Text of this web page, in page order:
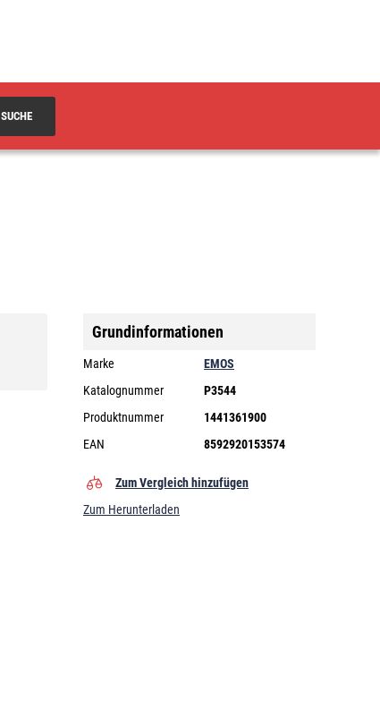
SUCHE
Grundinformationen
Marke
EMOS
Katalognummer
P3544
Produktnummer
1441361900
EAN
8592920153574
Zum Vergleich hinzufügen
Zum Herunterladen